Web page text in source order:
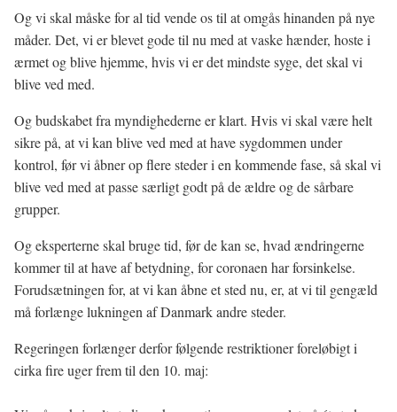
Og vi skal måske for al tid vende os til at omgås hinanden på nye
måder. Det, vi er blevet gode til nu med at vaske hænder, hoste i
ærmet og blive hjemme, hvis vi er det mindste syge, det skal vi
blive ved med.
Og budskabet fra myndighederne er klart. Hvis vi skal være helt
sikre på, at vi kan blive ved med at have sygdommen under
kontrol, før vi åbner op flere steder i en kommende fase, så skal vi
blive ved med at passe særligt godt på de ældre og de sårbare
grupper.
Og eksperterne skal bruge tid, før de kan se, hvad ændringerne
kommer til at have af betydning, for coronaen har forsinkelse.
Forudsætningen for, at vi kan åbne et sted nu, er, at vi til gengæld
må forlænge lukningen af Danmark andre steder.
Regeringen forlænger derfor følgende restriktioner foreløbigt i
cirka fire uger frem til den 10. maj: